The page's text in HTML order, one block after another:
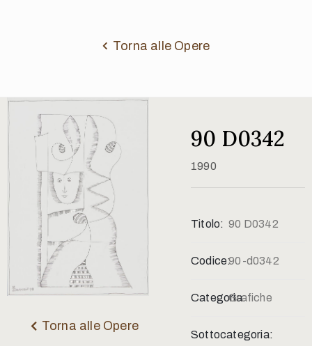
critici
Contatti
Torna alle Opere
Torna alle Opere
90 D0342
1990
Titolo: 90 D0342
Codice:90-d0342
Categoria:Grafiche
Sottocategoria: